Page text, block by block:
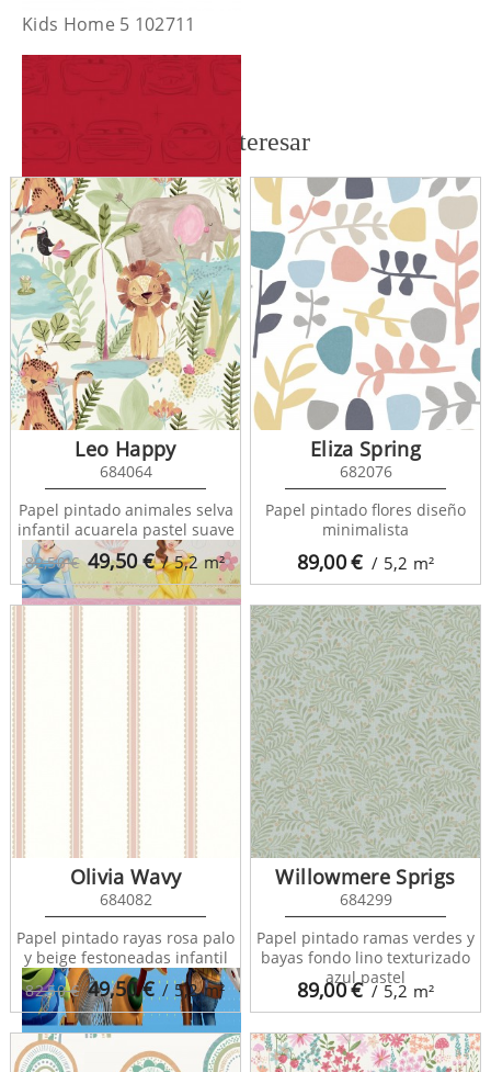
Kids Home 5 102711
Kids Home 5 DF31999
Kids Home 5 DF42213
Kids Home 5 DF42155
También te puede interesar
82,50 € 49,50€ / 5,2m²
Leo Happy
684064
Papel pintado animales selva
infantil acuarela pastel suave
89,00€ / 5,2 m²
Eliza Spring
682076
Papel pintado flores diseño
minimalista
82,50 € 49,50€ / 5,2m²
Olivia Wavy
684082
Papel pintado rayas rosa palo
y beige festoneadas infantil
89,00€ / 5,2 m²
Willowmere Sprigs
684299
Papel pintado ramas verdes y
bayas fondo lino texturizado
azul pastel